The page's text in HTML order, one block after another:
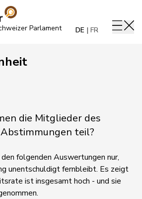
Parlament DE FR
die Mitglieder des
teil?
folgenden Auswertungen nur,
unentschuldigt fernbleibt. Es zeigt
ist insgesamt hoch - und sie